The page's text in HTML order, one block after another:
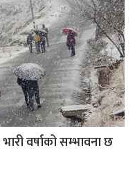
वर्षाको सम्भावना छ